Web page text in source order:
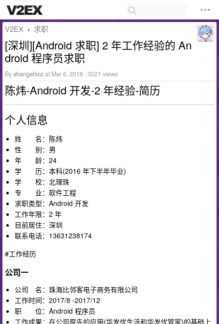
V2EX › 求职
[深圳][Android 求职] 2 年工作经验的 An
droid 程序员求职
Byshangshiccat Mar 6, 2018 · 3021 views
陈炜-Android 开发-2 年经验-简历
个人信息
姓 名：陈炜
性 别：男
年 龄：24
学 历：本科(2016 年下半年毕业)
学 校：北理珠
专 业：软件工程
求职类型：Android 开发
工作年限：2 年
目前居住：深圳
联系电话：13631238174
#工作经历
公司一
公司 名：珠海比邻客电子商务有限公司
工作时间：2017/8 -2017/12
职 位：Android 程序员
工作成果：在公司原先的应用(华发优生活和华发优管家)的基础上